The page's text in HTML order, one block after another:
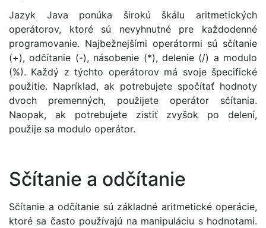
Jazyk Java ponúka širokú škálu aritmetických
operátorov, ktoré sú nevyhnutné pre každodenné
programovanie. Najbežnejšími operátormi sú sčítanie
(+), odčítanie (-), násobenie (*), delenie (/) a modulo
(%). Každý z týchto operátorov má svoje špecifické
použitie. Napríklad, ak potrebujete spočítať hodnoty
dvoch premenných, použijete operátor sčítania.
Naopak, ak potrebujete zistiť zvyšok po delení,
použije sa modulo operátor.
Sčítanie a odčítanie
Sčítanie a odčítanie sú základné aritmetické operácie,
ktoré sa často používajú na manipuláciu s hodnotami.